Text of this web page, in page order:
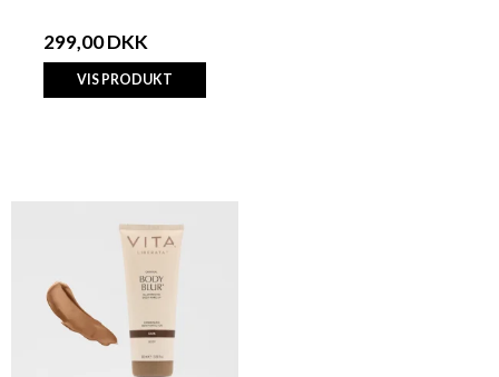
299,00 DKK
VIS PRODUKT